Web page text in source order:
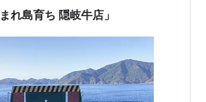
】 ユネスコ世界ジオパーク認定！
島育ち 隠岐牛店」